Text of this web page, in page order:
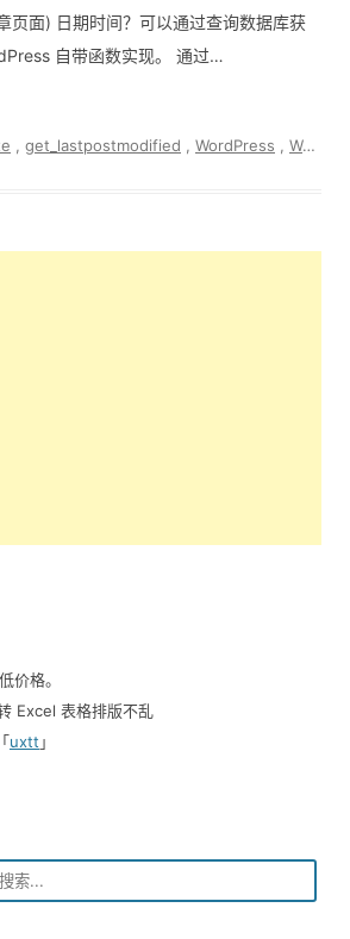
页面) 日期时间？可以通过查询数据库获
自带函数实现。 通过…
get_lastpostmodified WordPress WordPress 函数
价格。️
Excel 表格排版不乱
uxtt 」